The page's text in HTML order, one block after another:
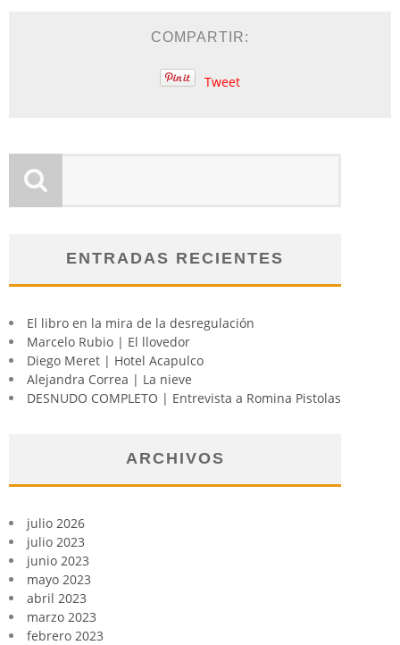
COMPARTIR:
Tweet
ENTRADAS RECIENTES
El libro en la mira de la desregulación
Marcelo Rubio | El llovedor
Diego Meret | Hotel Acapulco
Alejandra Correa | La nieve
DESNUDO COMPLETO | Entrevista a Romina Pistolas
ARCHIVOS
julio 2026
julio 2023
junio 2023
mayo 2023
abril 2023
marzo 2023
febrero 2023